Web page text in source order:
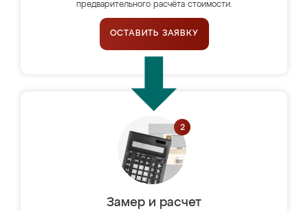
предварительного расчёта стоимости.
ОСТАВИТЬ ЗАЯВКУ
Замер и расчет